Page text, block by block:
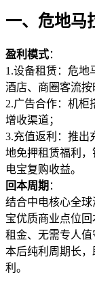
一、危地马
盈利模式：
1.设备租赁：危地
酒店、商圈客流按
2.广告合作：机柜
增收渠道；
3.充值返利：推出
地免押租赁福利
电宝复购收益。
回本周期 ：
结合中电核心全
宝优质商业点位
租金、无需专人
本后纯利周期长
利。